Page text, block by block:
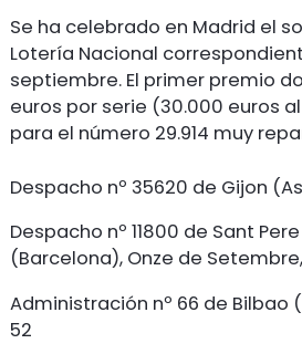
Se ha celebrado en Madrid el
Lotería Nacional
septiembre. El primer premio
euros por serie (30.000 euros
para el número 29.914 muy
Despacho nº 35620 de Gijon
Despacho nº 11800 de Sant
(Barcelona), Onze de
Administración nº 66 de Bilbao
52